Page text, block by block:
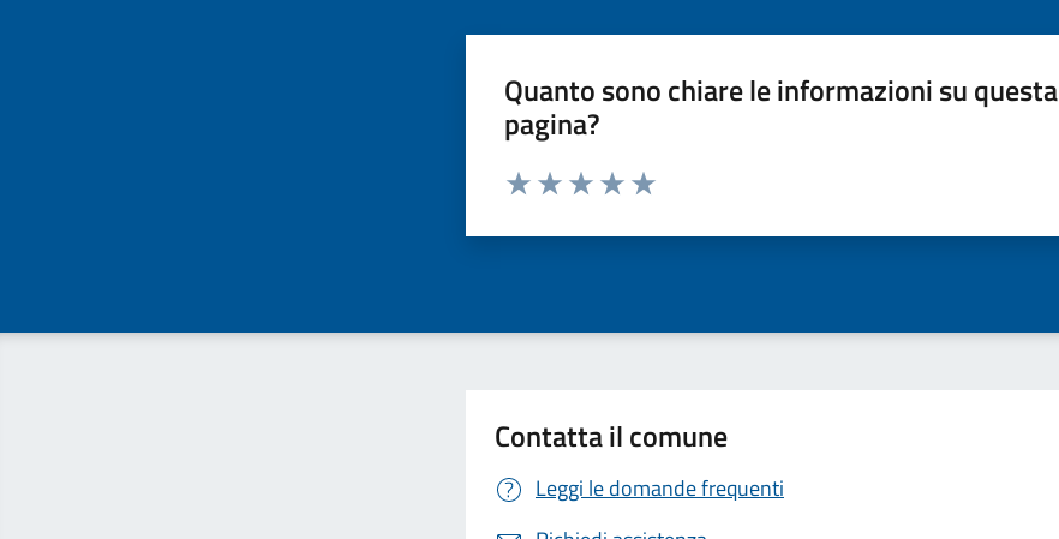
Quanto sono chiare le informazioni su questa
pagina?
Valuta da 1 a 5 stelle la pagina
Contatta il comune
Leggi le domande frequenti